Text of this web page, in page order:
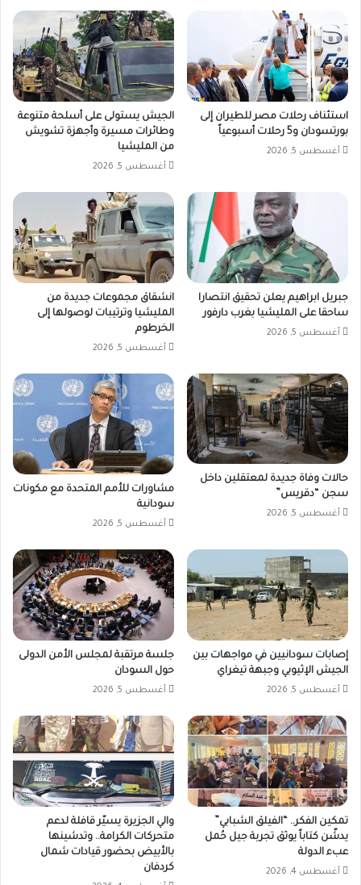
استئناف رحلات مصر للطيران إلى
بورتسودان و5 رحلات أسبوعياً
أغسطس 5, 2026
الجيش يستولى على أسلحة متنوعة
وطائرات مسيرة وأجهزة تشويش
من المليشيا
أغسطس 5, 2026
جبريل ابراهيم يعلن تحقيق انتصارا
ساحقا على المليشيا بغرب دارفور
أغسطس 5, 2026
انشقاق مجموعات جديدة من
المليشيا وترتيبات لوصولها إلى
الخرطوم
أغسطس 5, 2026
حالات وفاة جديدة لمعتقلين داخل
سجن “دقريس”
أغسطس 5, 2026
مشاورات للأمم المتحدة مع مكونات
سودانية
أغسطس 5, 2026
إصابات سودانيين في مواجهات بين
الجيش الإثيوبي وجبهة تيغراي
أغسطس 5, 2026
جلسة مرتقبة لمجلس الأمن الدولى
حول السودان
أغسطس 5, 2026
تمكين الفكر.. “الفيلق الشبابي”
يدشّن كتاباً يوثق تجربة جيل حُمل
عبء الدولة
أغسطس 4, 2026
والي الجزيرة يسيّر قافلة لدعم
متحركات الكرامة.. وتدشينها
بالأبيض بحضور قيادات شمال
كردفان